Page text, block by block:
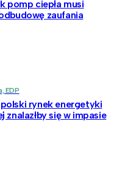
pomp ciepła musi
zaufania
EDP
rynek energetyki
znalazłby się w impasie